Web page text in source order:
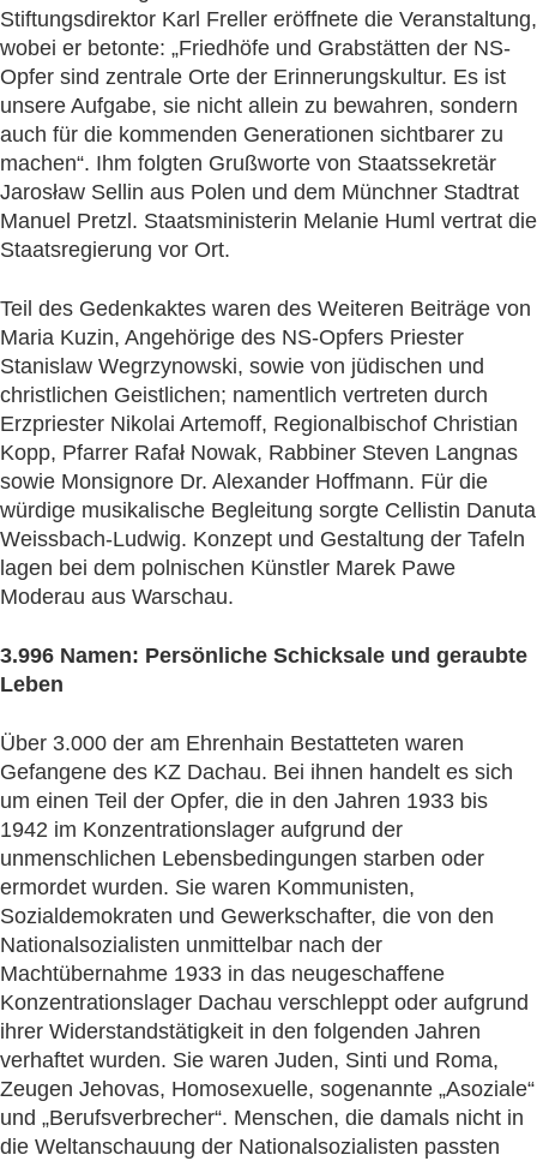
Stiftungsdirektor Karl Freller eröffnete die Veranstaltung,
wobei er betonte: „Friedhöfe und Grabstätten der NS-
Opfer sind zentrale Orte der Erinnerungskultur. Es ist
unsere Aufgabe, sie nicht allein zu bewahren, sondern
auch für die kommenden Generationen sichtbarer zu
machen“. Ihm folgten Grußworte von Staatssekretär
Jarosław Sellin aus Polen und dem Münchner Stadtrat
Manuel Pretzl. Staatsministerin Melanie Huml vertrat die
Staatsregierung vor Ort.
Teil des Gedenkaktes waren des Weiteren Beiträge von
Maria Kuzin, Angehörige des NS-Opfers Priester
Stanislaw Wegrzynowski, sowie von jüdischen und
christlichen Geistlichen; namentlich vertreten durch
Erzpriester Nikolai Artemoff, Regionalbischof Christian
Kopp, Pfarrer Rafał Nowak, Rabbiner Steven Langnas
sowie Monsignore Dr. Alexander Hoffmann. Für die
würdige musikalische Begleitung sorgte Cellistin Danuta
Weissbach-Ludwig. Konzept und Gestaltung der Tafeln
lagen bei dem polnischen Künstler Marek Pawe
Moderau aus Warschau.
3.996 Namen: Persönliche Schicksale und geraubte
Leben
Über 3.000 der am Ehrenhain Bestatteten waren
Gefangene des KZ Dachau. Bei ihnen handelt es sich
um einen Teil der Opfer, die in den Jahren 1933 bis
1942 im Konzentrationslager aufgrund der
unmenschlichen Lebensbedingungen starben oder
ermordet wurden. Sie waren Kommunisten,
Sozialdemokraten und Gewerkschafter, die von den
Nationalsozialisten unmittelbar nach der
Machtübernahme 1933 in das neugeschaffene
Konzentrationslager Dachau verschleppt oder aufgrund
ihrer Widerstandstätigkeit in den folgenden Jahren
verhaftet wurden. Sie waren Juden, Sinti und Roma,
Zeugen Jehovas, Homosexuelle, sogenannte „Asoziale“
und „Berufsverbrecher“. Menschen, die damals nicht in
die Weltanschauung der Nationalsozialisten passten